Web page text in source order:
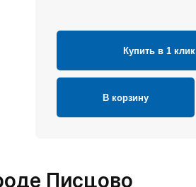
Купить в 1 клик
В корзину
Писцово